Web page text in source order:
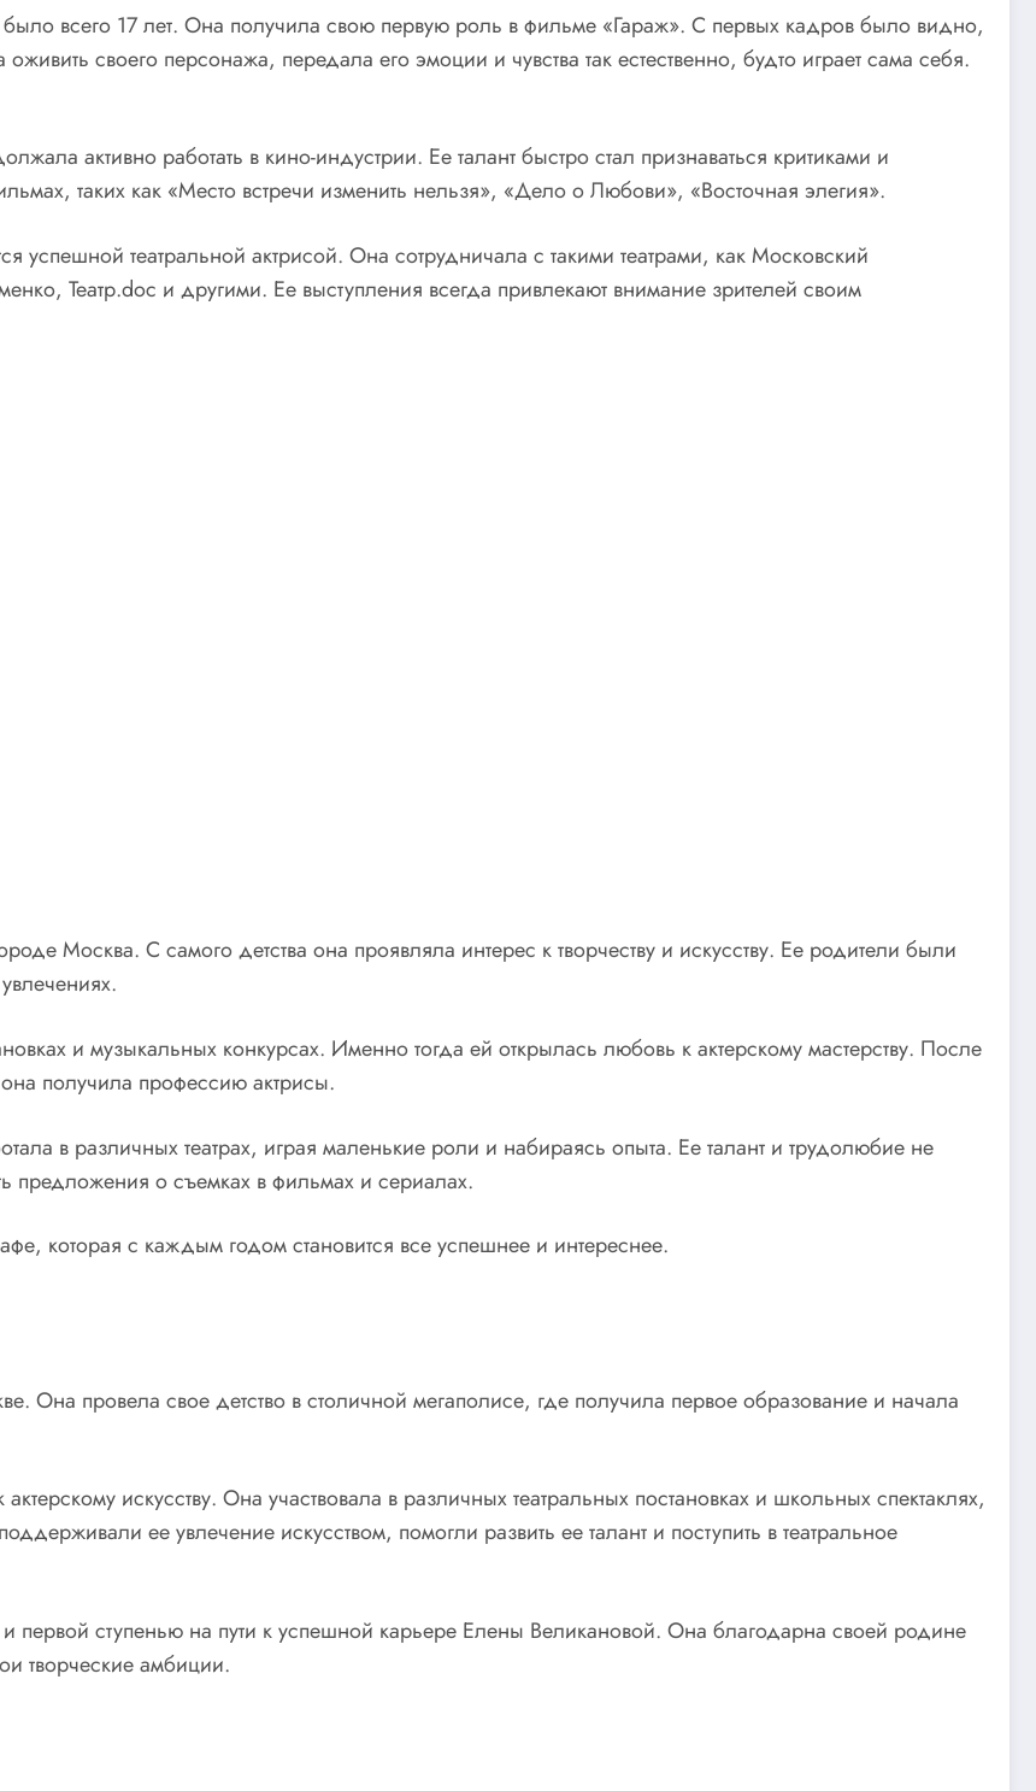
всего 17 лет. Она получила свою первую роль в фильме «Гараж». С первых кадров было видно,
своего персонажа, передала его эмоции и чувства так естественно, будто играет сама себя.
активно работать в кино-индустрии. Ее талант быстро стал признаваться критиками и
таких как «Место встречи изменить нельзя», «Дело о Любови», «Восточная элегия».
успешной театральной актрисой. Она сотрудничала с такими театрами, как Московский
Театр.doc и другими. Ее выступления всегда привлекают внимание зрителей своим
Москва. С самого детства она проявляла интерес к творчеству и искусству. Ее родители были
и музыкальных конкурсах. Именно тогда ей открылась любовь к актерскому мастерству. После
получила профессию актрисы.
в различных театрах, играя маленькие роли и набираясь опыта. Ее талант и трудолюбие не
предложения о съемках в фильмах и сериалах.
которая с каждым годом становится все успешнее и интереснее.
Она провела свое детство в столичной мегаполисе, где получила первое образование и начала
искусству. Она участвовала в различных театральных постановках и школьных спектаклях,
ее увлечение искусством, помогли развить ее талант и поступить в театральное
первой ступенью на пути к успешной карьере Елены Великановой. Она благодарна своей родине
творческие амбиции.